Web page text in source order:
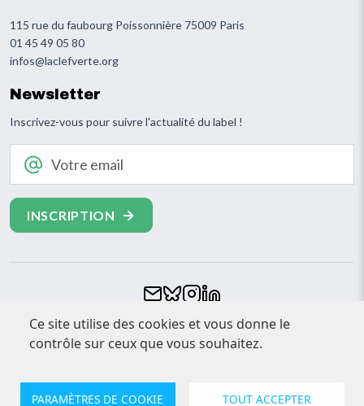
Ce site utilise des cookies et vous donne le
contrôle sur ceux que vous souhaitez.
PARAMÈTRES DE COOKIE TOUT ACCEPTER
115 rue du faubourg Poissonnière 75009 Paris
01 45 49 05 80
infos@laclefverte.org
Newsletter
Inscrivez-vous pour suivre l'actualité du label !
Footer
CONTACT
ESPACE PRESSE
MENTIONS LÉGALES